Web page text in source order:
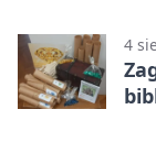
4